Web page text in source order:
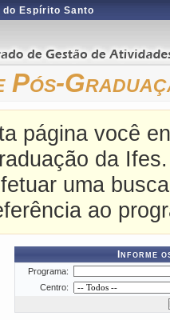
do Espírito Santo
Pós-
página você
da Ifes.
uma
ao
Informe
Programa:
Centro: